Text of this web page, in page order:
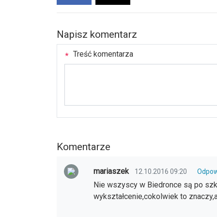
Napisz komentarz
Treść komentarza
Komentarze
mariaszek 12.10.2016 09:20
Nie wszyscy w Biedronce są po
wykształcenie,cokolwiek to